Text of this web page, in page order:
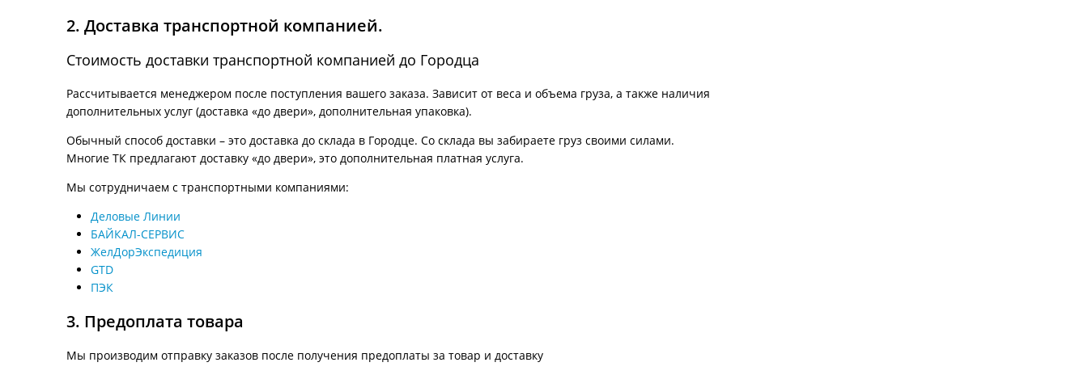
2. Доставка транспортной компанией.
Стоимость доставки транспортной компанией до Городца
Рассчитывается менеджером после поступления вашего заказа. Зависит от веса и объема груза, а также наличия
дополнительных услуг (доставка «до двери», дополнительная упаковка).
Обычный способ доставки – это доставка до склада в Городце. Со склада вы забираете груз своими силами.
Многие ТК предлагают доставку «до двери», это дополнительная платная услуга.
Мы сотрудничаем с транспортными компаниями:
Деловые Линии
БАЙКАЛ-СЕРВИС
ЖелДорЭкспедиция
GTD
ПЭК
3. Предоплата товара
Мы производим отправку заказов после получения предоплаты за товар и доставку